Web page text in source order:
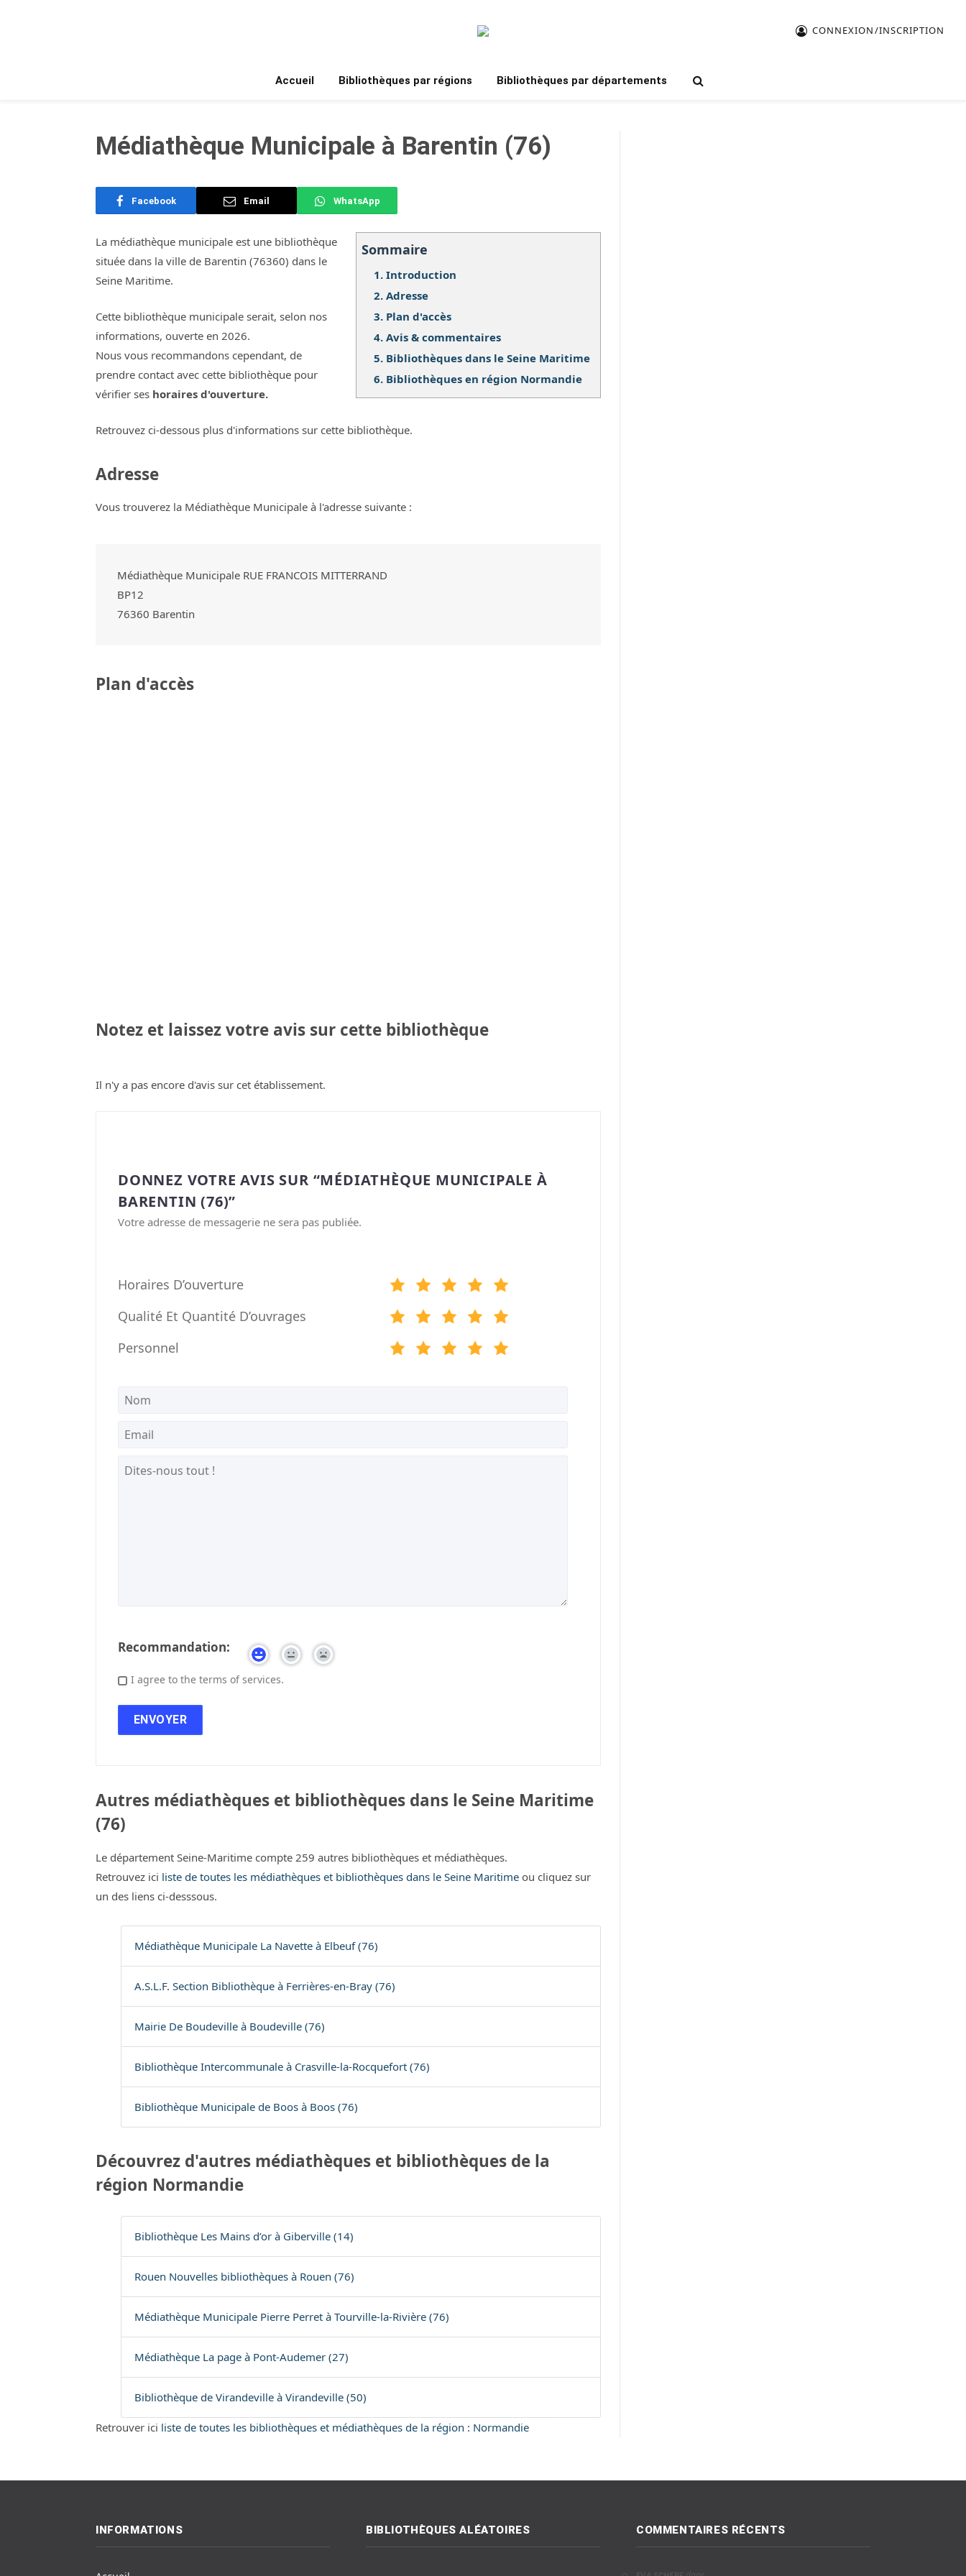
CONNEXION/INSCRIPTION
Accueil Bibliothèques par régions Bibliothèques par départements
Médiathèque Municipale à Barentin (76)
Facebook Email WhatsApp
Sommaire
1. Introduction
2. Adresse
3. Plan d'accès
4. Avis & commentaires
5. Bibliothèques dans le Seine Maritime
6. Bibliothèques en région Normandie
La médiathèque municipale est une bibliothèque
située dans la ville de Barentin (76360) dans le
Seine Maritime.
Cette bibliothèque municipale serait, selon nos
informations, ouverte en 2026.
Nous vous recommandons cependant, de
prendre contact avec cette bibliothèque pour
vérifier ses horaires d'ouverture.
Retrouvez ci-dessous plus d'informations sur cette bibliothèque.
Adresse
Vous trouverez la Médiathèque Municipale à l'adresse suivante :
Médiathèque Municipale RUE FRANCOIS MITTERRAND
BP12
76360 Barentin
Plan d'accès
Notez et laissez votre avis sur cette bibliothèque
Il n'y a pas encore d'avis sur cet établissement.
DONNEZ VOTRE AVIS SUR “MÉDIATHÈQUE MUNICIPALE À
BARENTIN (76)”
Votre adresse de messagerie ne sera pas publiée.
Horaires D’ouverture
Qualité Et Quantité D’ouvrages
Personnel
Recommandation:
I agree to the terms of services.
Autres médiathèques et bibliothèques dans le Seine Maritime
(76)
Le département Seine-Maritime compte 259 autres bibliothèques et médiathèques.
Retrouvez ici liste de toutes les médiathèques et bibliothèques dans le Seine Maritime ou cliquez sur
un des liens ci-desssous.
Médiathèque Municipale La Navette à Elbeuf (76)
A.S.L.F. Section Bibliothèque à Ferrières-en-Bray (76)
Mairie De Boudeville à Boudeville (76)
Bibliothèque Intercommunale à Crasville-la-Rocquefort (76)
Bibliothèque Municipale de Boos à Boos (76)
Découvrez d'autres médiathèques et bibliothèques de la
région Normandie
Bibliothèque Les Mains d’or à Giberville (14)
Rouen Nouvelles bibliothèques à Rouen (76)
Médiathèque Municipale Pierre Perret à Tourville-la-Rivière (76)
Médiathèque La page à Pont-Audemer (27)
Bibliothèque de Virandeville à Virandeville (50)
Retrouver ici liste de toutes les bibliothèques et médiathèques de la région : Normandie
INFORMATIONS BIBLIOTHÈQUES ALÉATOIRES COMMENTAIRES RÉCENTS